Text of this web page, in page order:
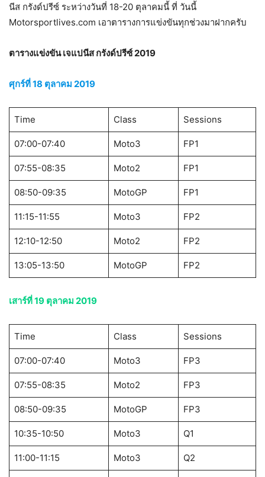
นีส กรังด์ปรีซ์ ระหว่างวันที่ 18-20 ตุลาคมนี้ ที่ วันนี้
Motorsportlives.com เอาตารางการแข่งขันทุกช่วงมาฝากครับ
ตารางแข่งขัน เจแปนีส กรังด์ปรีซ์ 2019
ศุกร์ที่ 18 ตุลาคม 2019
Time Class Sessions
07:00-07:40 Moto3 FP1
07:55-08:35 Moto2 FP1
08:50-09:35 MotoGP FP1
11:15-11:55 Moto3 FP2
12:10-12:50 Moto2 FP2
13:05-13:50 MotoGP FP2
เสาร์ที่ 19 ตุลาคม 2019
Time Class Sessions
07:00-07:40 Moto3 FP3
07:55-08:35 Moto2 FP3
08:50-09:35 MotoGP FP3
10:35-10:50 Moto3 Q1
11:00-11:15 Moto3 Q2